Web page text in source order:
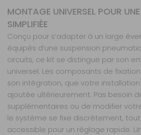
MONTAGE UNIVERSEL POUR
SIMPLIFIÉE
Conçu pour s’adapter à un large
équipés d’une suspension
circuits, ce kit se distingue par son
universel. Les composants de
son intégration, que votre installation
ajoutée ultérieurement. Pas besoin
supplémentaires ou de modifier
le système se fixe discrètement,
accessible pour un réglage rapide.